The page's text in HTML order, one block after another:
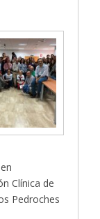
Clínica de
Pedroches